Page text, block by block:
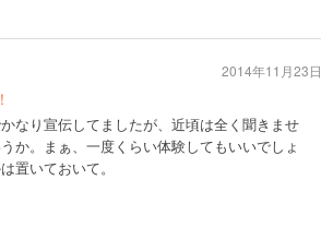
なり宣伝してましたが、近頃は全く聞きませ
か。まぁ、一度くらい体験してもいいでしょ
置いておいて。
2014年11月23日